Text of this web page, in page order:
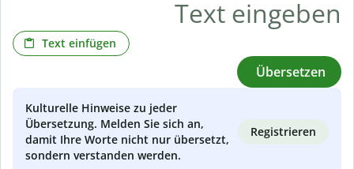
Text einfügen
Übersetzen
Kulturelle Hinweise zu jeder
Übersetzung. Melden Sie sich an,
damit Ihre Worte nicht nur übersetzt,
sondern verstanden werden.
Registrieren